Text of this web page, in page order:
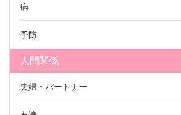
病
予防
人間関係
夫婦・パートナー